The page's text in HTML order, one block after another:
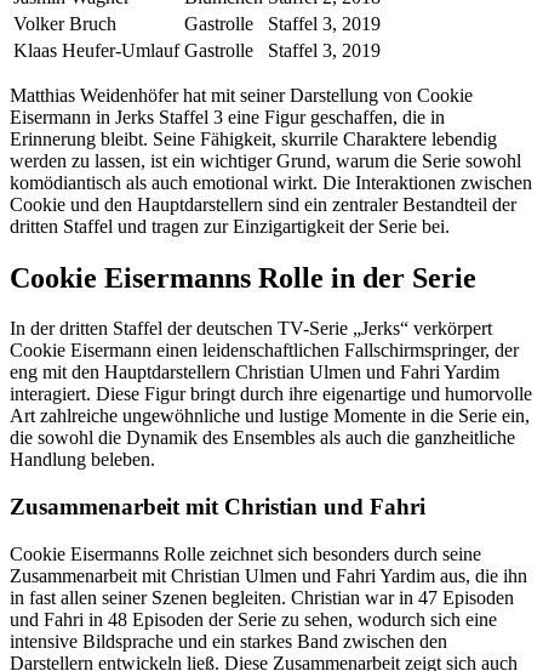
Volker Bruch
Gastrolle
Staffel 3, 2019
Klaas Heufer-Umlauf Gastrolle Staffel 3, 2019
Matthias Weidenhöfer hat mit seiner Darstellung von Cookie
Eisermann in Jerks Staffel 3 eine Figur geschaffen, die in
Erinnerung bleibt. Seine Fähigkeit, skurrile Charaktere lebendig
werden zu lassen, ist ein wichtiger Grund, warum die Serie sowohl
komödiantisch als auch emotional wirkt. Die Interaktionen zwischen
Cookie und den Hauptdarstellern sind ein zentraler Bestandteil der
dritten Staffel und tragen zur Einzigartigkeit der Serie bei.
Cookie Eisermanns Rolle in der Serie
In der dritten Staffel der deutschen TV-Serie „Jerks“ verkörpert
Cookie Eisermann einen leidenschaftlichen Fallschirmspringer, der
eng mit den Hauptdarstellern Christian Ulmen und Fahri Yardim
interagiert. Diese Figur bringt durch ihre eigenartige und humorvolle
Art zahlreiche ungewöhnliche und lustige Momente in die Serie ein,
die sowohl die Dynamik des Ensembles als auch die ganzheitliche
Handlung beleben.
Zusammenarbeit mit Christian und Fahri
Cookie Eisermanns Rolle zeichnet sich besonders durch seine
Zusammenarbeit mit Christian Ulmen und Fahri Yardim aus, die ihn
in fast allen seiner Szenen begleiten. Christian war in 47 Episoden
und Fahri in 48 Episoden der Serie zu sehen, wodurch sich eine
intensive Bildsprache und ein starkes Band zwischen den
Darstellern entwickeln ließ. Diese Zusammenarbeit zeigt sich auch